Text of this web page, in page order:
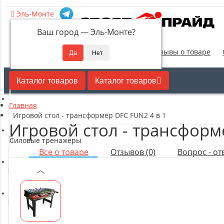
Эль-Монте
Ваш город —Эль-Монте?
Отзывы о товаре
Каталог товаров Каталог товаров
Кардиотренажеры
Силовые тренажеры
Свободные веса
Оборудование для настольного тенниса
Главная
Игровой стол - трансформер DFC FUN2 4 в 1
Игровой стол -
Все о товаре Отзывов (0) Вопрос -